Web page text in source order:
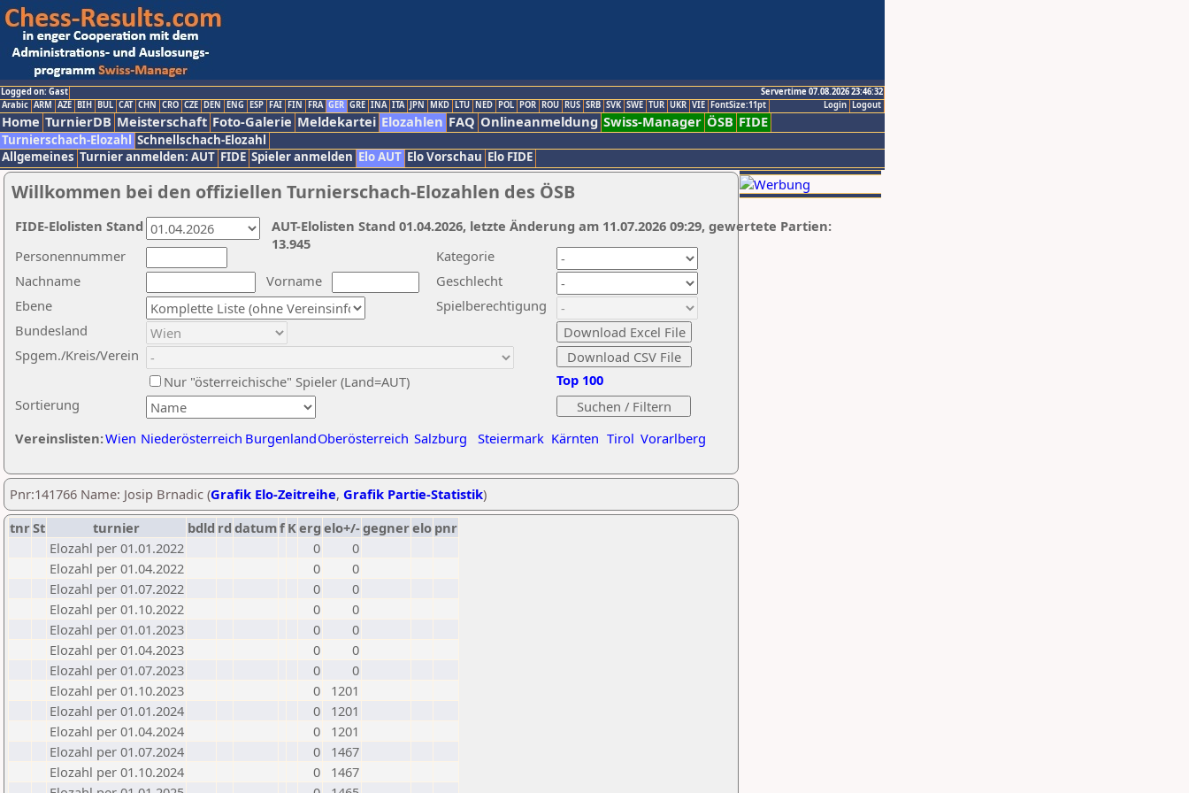
Logged on: Gast
Servertime 07.08.2026 23:46:32
Logout
Login
Arabic ARM AZE BIH BUL CAT CHN CRO CZE DEN ENG ESP FAI FIN FRA GER GRE INA ITA JPN MKD LTU NED POL POR ROU RUS SRB SVK SWE TUR UKR VIE FontSize:11pt
Home TurnierDB Meisterschaft Foto-Galerie Meldekartei Elozahlen FAQ Onlineanmeldung Swiss-Manager ÖSB FIDE
Turnierschach-Elozahl Schnellschach-Elozahl
Allgemeines Turnier anmelden: AUT FIDE Spieler anmelden Elo AUT Elo Vorschau Elo FIDE
Willkommen bei den offiziellen Turnierschach-Elozahlen des ÖSB
Nachname
Vorname
Ebene
Kategorie
Sortierung
Personennummer
Bundesland
Spgem./Kreis/Verein
Geschlecht
Nur "österreichische" Spieler (Land=AUT)
Spielberechtigung
Vereinslisten:Wien Niederösterreich BurgenlandOberösterreich Salzburg Steiermark Kärnten Tirol Vorarlberg
Top 100
AUT-Elolisten Stand 01.04.2026, letzte Änderung am 11.07.2026 09:29, gewertete Partien:
13.945
FIDE-Elolisten Stand
Pnr:141766 Name: Josip Brnadic (Grafik Elo-Zeitreihe, Grafik Partie-Statistik)
tnrSt turnier bdld rd datumf Kerg elo+/-gegnerelo pnr
Elozahl per 01.01.2022
0
0
Elozahl per 01.04.2022
0
0
Elozahl per 01.07.2022
0
0
Elozahl per 01.10.2022
0
0
Elozahl per 01.01.2023
0
0
Elozahl per 01.04.2023
0
0
Elozahl per 01.07.2023
0
0
Elozahl per 01.10.2023
0
1201
Elozahl per 01.01.2024
0
1201
Elozahl per 01.04.2024
0
1201
Elozahl per 01.07.2024
0
1467
Elozahl per 01.10.2024
0
1467